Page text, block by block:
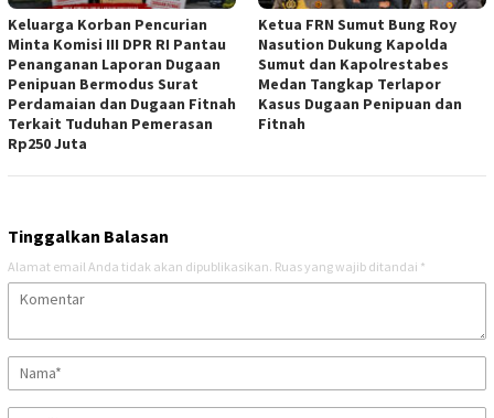
Keluarga Korban Pencurian
Minta Komisi III DPR RI Pantau
Penanganan Laporan Dugaan
Penipuan Bermodus Surat
Perdamaian dan Dugaan Fitnah
Terkait Tuduhan Pemerasan
Rp250 Juta
Ketua FRN Sumut Bung Roy
Nasution Dukung Kapolda
Sumut dan Kapolrestabes
Medan Tangkap Terlapor
Kasus Dugaan Penipuan dan
Fitnah
Tinggalkan Balasan
Alamat email Anda tidak akan dipublikasikan. Ruas yang wajib ditandai *